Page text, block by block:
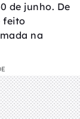
de junho. De
feito
na